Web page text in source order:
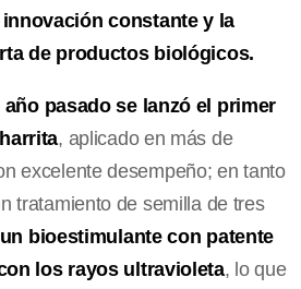
constante y la
de productos biológicos.
año pasado se lanzó el primer
, aplicado en más de
excelente desempeño; en tanto
tratamiento de semilla de tres
un bioestimulante con patente
los rayos ultravioleta, lo que